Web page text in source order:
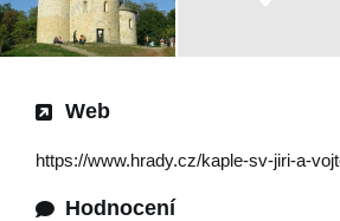
Web
https://www.hrady.cz/kaple-sv-jiri-a-
Hodnocení